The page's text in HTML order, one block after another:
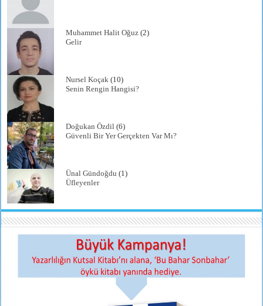
Muhammet Halit Oğuz (2)
Gelir
Nursel Koçak (10)
Senin Rengin Hangisi?
Doğukan Özdil (6)
Güvenli Bir Yer Gerçekten Var Mı?
Ünal Gündoğdu (1)
Üfleyenler